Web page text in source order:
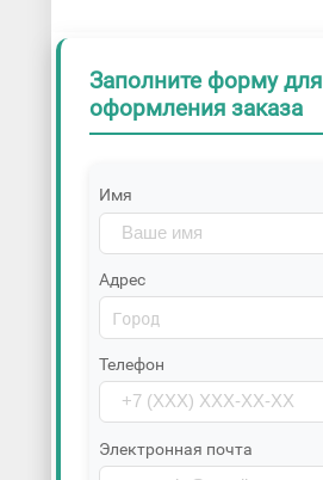
Заполните форму для
оформления заказа
Имя
Адрес
Телефон
Электронная почта